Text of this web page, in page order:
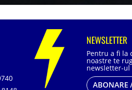
NEWSLETTER
Pentru a fi la
noastre te
newsletter-ul
ABONARE